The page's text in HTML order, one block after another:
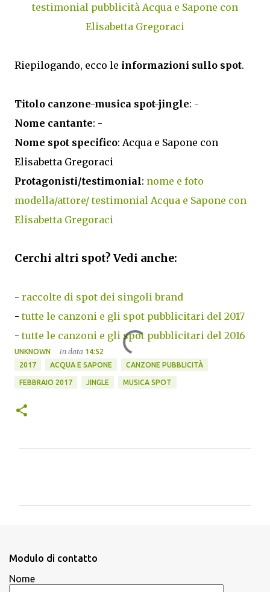
testimonial pubblicità Acqua e Sapone con
Elisabetta Gregoraci
Riepilogando, ecco le informazioni sullo spot.
Titolo canzone-musica spot-jingle: -
Nome cantante: -
Nome spot specifico: Acqua e Sapone con
Elisabetta Gregoraci
Protagonisti/testimonial: nome e foto
modella/attore/ testimonial Acqua e Sapone con
Elisabetta Gregoraci
Cerchi altri spot? Vedi anche:
- raccolte di spot dei singoli brand
-tutte le canzoni e gli spot pubblicitari del 2017
-tutte le canzoni e gli spot pubblicitari del 2016
UNKNOWN in data 14:52
2017
ACQUA E SAPONE CANZONE PUBBLICITÀ
FEBBRAIO 2017 JINGLE MUSICA SPOT
i
Modulo di contatto
Nome